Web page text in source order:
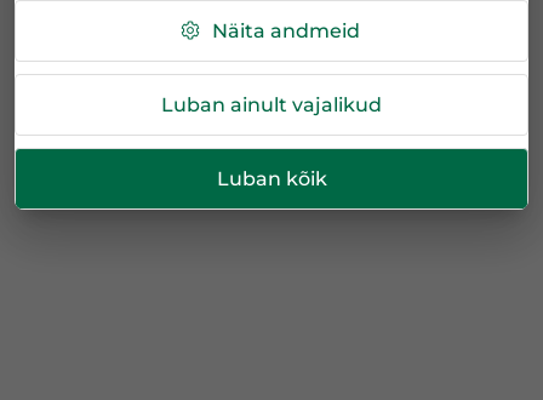
Näita andmeid
Luban ainult vajalikud
Luban kõik